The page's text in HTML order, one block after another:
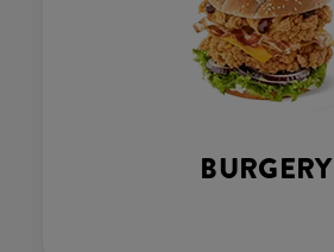
BURGERY